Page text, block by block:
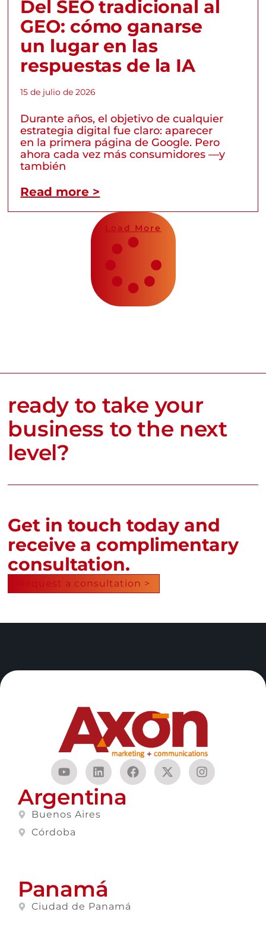
Del SEO tradicional al
GEO: cómo ganarse
un lugar en las
respuestas de la IA
15 de julio de 2026
Durante años, el objetivo de cualquier
estrategia digital fue claro: aparecer
en la primera página de Google. Pero
ahora cada vez más consumidores —y
también
Read more >
Load More
ready to take your
business to the next
level?
Get in touch today and
receive a complimentary
consultation.
Request a consultation >
Argentina
Buenos Aires
Córdoba
Panamá
Ciudad de Panamá